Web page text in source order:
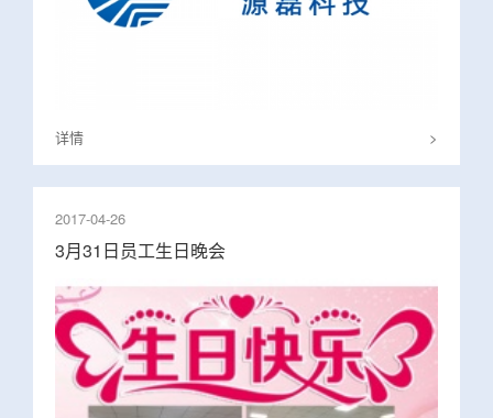
详情 >
2017-04-26
3月31日员工生日晚会